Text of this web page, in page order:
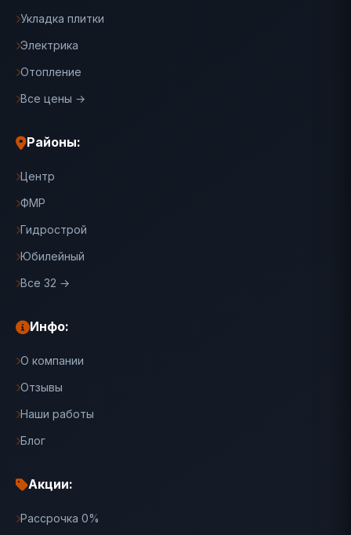
Укладка плитки
Электрика
Отопление
Все цены →
Районы:
Центр
ФМР
Гидрострой
Юбилейный
Все 32 →
Инфо:
О компании
Отзывы
Наши работы
Блог
Акции:
Рассрочка 0%